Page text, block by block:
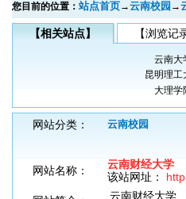
您目前的位置： 站点首页→云南校园 →
【相关站点】 【浏览记
云南大
昆明理工
大理学
网站分类： 云南校园
网站名称：
云南财经大学
该站网址：
云南财经大学